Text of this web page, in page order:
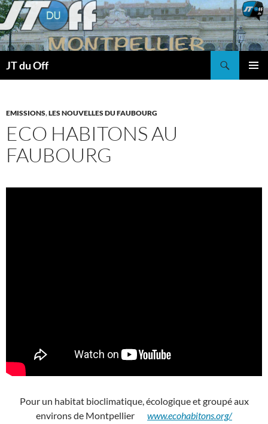
JT du Off
EMISSIONS,LES NOUVELLES DU FAUBOURG
ECO HABITONS AU
FAUBOURG
Pour un habitat bioclimatique, écologique et groupé aux
environs de Montpellier www.ecohabitons.org/